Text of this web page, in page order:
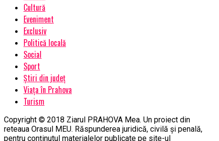
Cultură
Eveniment
Exclusiv
Politică locală
Social
Sport
Știri din județ
Viața în Prahova
Turism
Copyright © 2018 Ziarul PRAHOVA Mea. Un proiect din
reteaua Orasul MEU. Răspunderea juridică, civilă și penală,
pentru conținutul materialelor publicate pe site-ul